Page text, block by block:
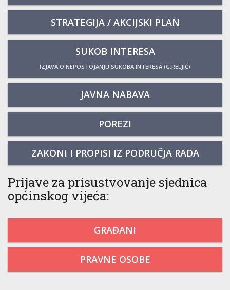
STRATEGIJA / AKCIJSKI PLAN
SUKOB INTERESA
IZJAVA O NEPOSTOJANJU SUKOBA INTERESA (G.RELJIĆ)
JAVNA NABAVA
POREZI
ZAKONI I PROPISI IZ PODRUČJA RADA
Prijave za prisustvovanje sjednica
općinskog vijeća:
GRAĐANI
PRAVNE OSOBE